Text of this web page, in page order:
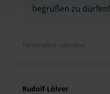
begrüßen zu dürfen!
Terminalbus udendørs
Rudolf Lölver